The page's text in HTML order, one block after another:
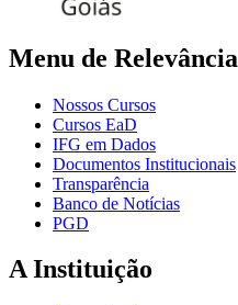
Menu de Relevância
Nossos Cursos
Cursos EaD
IFG em Dados
Documentos Institucionais
Transparência
Banco de Notícias
PGD
A Instituição